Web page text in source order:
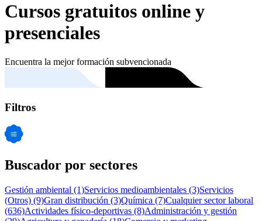
Cursos gratuitos online y
presenciales
Encuentra la mejor formación subvencionada
Filtros
Buscador por sectores
Gestión ambiental (1)Servicios medioambientales (3)Servicios
(Otros) (9)Gran distribución (3)Química (7)Cualquier sector laboral
(636)Actividades físico-deportivas (8)Administración y gestión